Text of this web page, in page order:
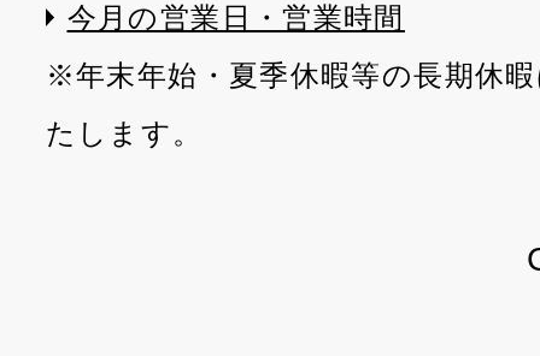
今月の営業日・営業時間
※年末年始・夏季休暇等の長期休
たします。